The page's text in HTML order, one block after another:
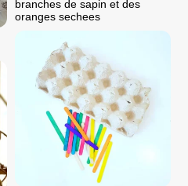
branches de sapin et des
oranges sechees